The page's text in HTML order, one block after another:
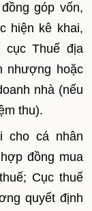
góp vốn,
hiện kê khai,
cục Thuế địa
nhượng hoặc
nhà (nếu
thu).
cho cá nhân
đồng mua
Cục thuế
quyết định